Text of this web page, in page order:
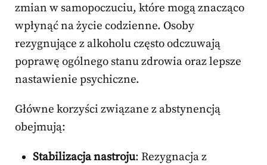
zmian w samopoczuciu, które mogą znacząco
wpłynąć na życie codzienne. Osoby
rezygnujące z alkoholu często odczuwają
poprawę ogólnego stanu zdrowia oraz lepsze
nastawienie psychiczne.
Główne korzyści związane z abstynencją
obejmują:
Stabilizacja nastroju: Rezygnacja z